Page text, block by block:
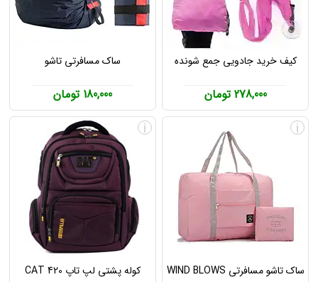
کیف خرید جادویی جمع شونده
278,000 تومان
ساک مسافرتی تاشو
180,000 تومان
ساک تاشو مسافرتی WIND BLOWS
i
کوله پشتی لپ تاپ CAT 420
i